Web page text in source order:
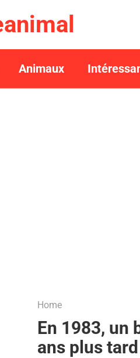
Animaux
Home
En 1983, un
ans plus